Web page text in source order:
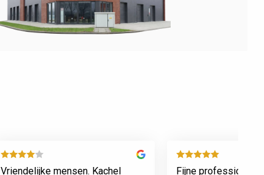
Vriendelijke mensen. Kachel
Fijne professionele